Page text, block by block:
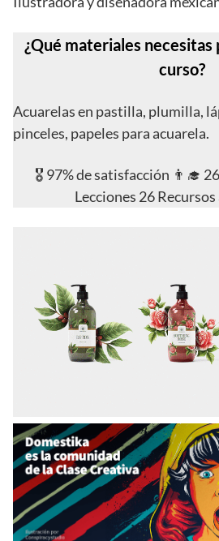
¿Qué materiales necesitas
curso?
Acuarelas en pastilla, plumilla,
pinceles, papeles para acuarela.
🎖️ 97% de satisfacción 👨‍🎓
Lecciones 26